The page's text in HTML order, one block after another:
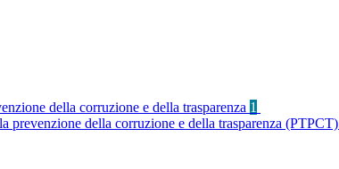
della corruzione e della trasparenza 1
prevenzione della corruzione e della trasparenza (PTPCT)